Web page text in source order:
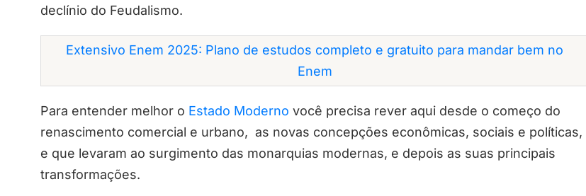
declínio do Feudalismo.
Extensivo Enem 2025: Plano de estudos completo e gratuito para mandar bem no
Enem
Para entender melhor o Estado Moderno você precisa rever aqui desde o começo do
renascimento comercial e urbano, as novas concepções econômicas, sociais e políticas,
e que levaram ao surgimento das monarquias modernas, e depois as suas principais
transformações.